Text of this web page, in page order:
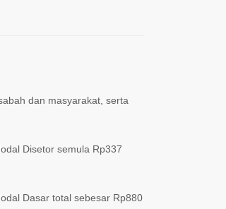
dan masyarakat, serta
Disetor semula Rp337
Dasar total sebesar Rp880